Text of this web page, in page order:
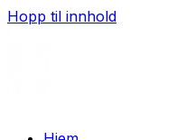
Hopp til innhold